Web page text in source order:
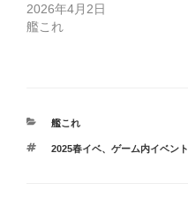
2026年4月2日
艦これ
カ
ゴ
艦これ
タ
2025春イベ、 ゲーム内イベント